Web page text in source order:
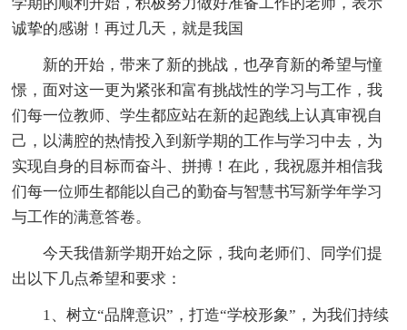
诚挚的感谢！再过几天，就是我国
新的开始，带来了新的挑战，也孕育新的希望与憧
憬，面对这一更为紧张和富有挑战性的学习与工作，我
们每一位教师、学生都应站在新的起跑线上认真审视自
己，以满腔的热情投入到新学期的工作与学习中去，为
实现自身的目标而奋斗、拼搏！在此，我祝愿并相信我
们每一位师生都能以自己的勤奋与智慧书写新学年学习
与工作的满意答卷。
今天我借新学期开始之际，我向老师们、同学们提
出以下几点希望和要求：
1、树立“品牌意识”，打造“学校形象”，为我们持续